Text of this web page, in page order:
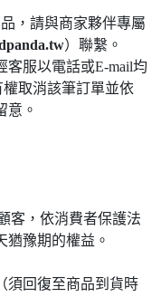
，請與商家夥伴專屬
）聯繫。
客服以電話或E-mail均
權取消該筆訂單並依
意。
客，依消費者保護法
猶豫期的權益。
須回復至商品到貨時